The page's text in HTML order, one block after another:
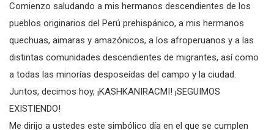
Comienzo saludando a mis hermanos descendientes de los
pueblos originarios del Perú prehispánico, a mis hermanos
quechuas, aimaras y amazónicos, a los afroperuanos y a las
distintas comunidades descendientes de migrantes, así como
a todas las minorías desposeídas del campo y la ciudad.
Juntos, decimos hoy, ¡KASHKANIRACMI! ¡SEGUIMOS
EXISTIENDO!
Me dirijo a ustedes este simbólico día en el que se cumplen